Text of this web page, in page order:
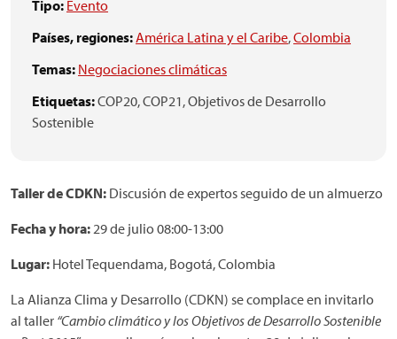
Tipo: Evento
Países, regiones:América Latina y el Caribe,Colombia
Temas: Negociaciones climáticas
Etiquetas:COP20,COP21,Objetivos de Desarrollo
Sostenible
Taller de CDKN: Discusión de expertos seguido de un almuerzo
Fecha y hora:29 de julio 08:00-13:00
Lugar: Hotel Tequendama, Bogotá, Colombia
La Alianza Clima y Desarrollo (CDKN) se complace en invitarlo
al taller “Cambio climático y los Objetivos de Desarrollo Sostenible